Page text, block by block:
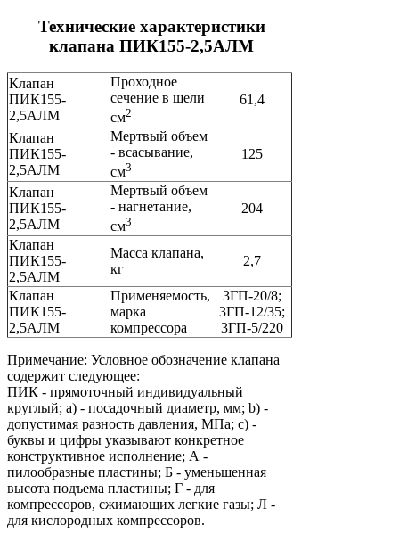
Технические характеристики
клапана ПИК155-2,5АЛМ
Клапан
ПИК155-
2,5АЛМ
Проходное
сечение в щели
см2
61,4
Клапан
ПИК155-
2,5АЛМ
Мертвый объем
- всасывание,
см3
125
Клапан
ПИК155-
2,5АЛМ
Мертвый объем
- нагнетание,
см3
204
Клапан
ПИК155-
2,5АЛМ
Масса клапана,
кг
2,7
Клапан
ПИК155-
2,5АЛМ
Применяемость,
марка
компрессора
3ГП-20/8;
3ГП-12/35;
3ГП-5/220
Примечание: Условное обозначение клапана
содержит следующее:
ПИК - прямоточный индивидуальный
круглый; a) - посадочный диаметр, мм; b) -
допустимая разность давления, МПа; c) -
буквы и цифры указывают конкретное
конструктивное исполнение; А -
пилообразные пластины; Б - уменьшенная
высота подъема пластины; Г - для
компрессоров, сжимающих легкие газы; Л -
для кислородных компрессоров.